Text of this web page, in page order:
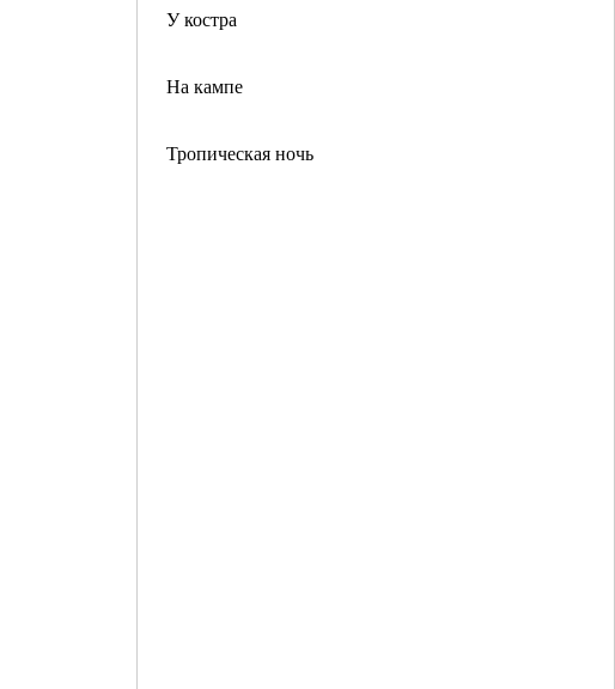
У костра
На кампе
Тропическая ночь